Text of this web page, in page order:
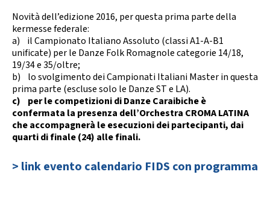
Novità dell’edizione 2016, per questa prima parte della
kermesse federale:
a) il Campionato Italiano Assoluto (classi A1-A-B1
unificate) per le Danze Folk Romagnole categorie 14/18,
19/34 e 35/oltre;
b) lo svolgimento dei Campionati Italiani Master in questa
prima parte (escluse solo le Danze ST e LA).
c) per le competizioni di Danze Caraibiche è
confermata la presenza dell’Orchestra CROMA LATINA
che accompagnerà le esecuzioni dei partecipanti, dai
quarti di finale (24) alle finali.
> link evento calendario FIDS con programma